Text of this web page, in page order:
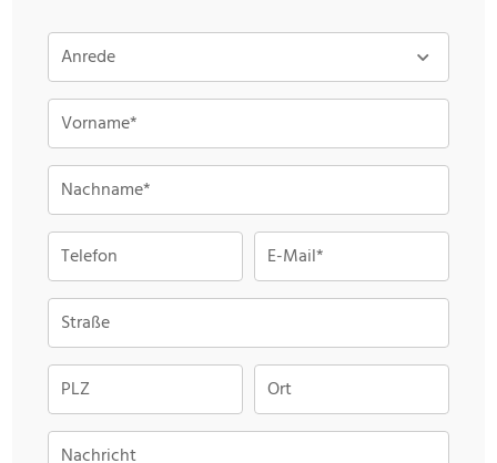
Anrede
Vorname*
Nachname*
Telefon E-Mail*
Straße
PLZ Ort
Nachricht